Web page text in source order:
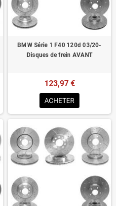
BMW Série 1 F40 120d 03/20-
Disques de frein AVANT
123,97 €
ACHETER